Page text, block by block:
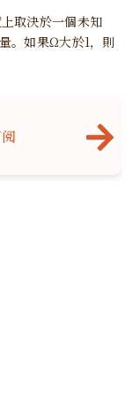
取決於一個未知
。如果Ω大於1，則